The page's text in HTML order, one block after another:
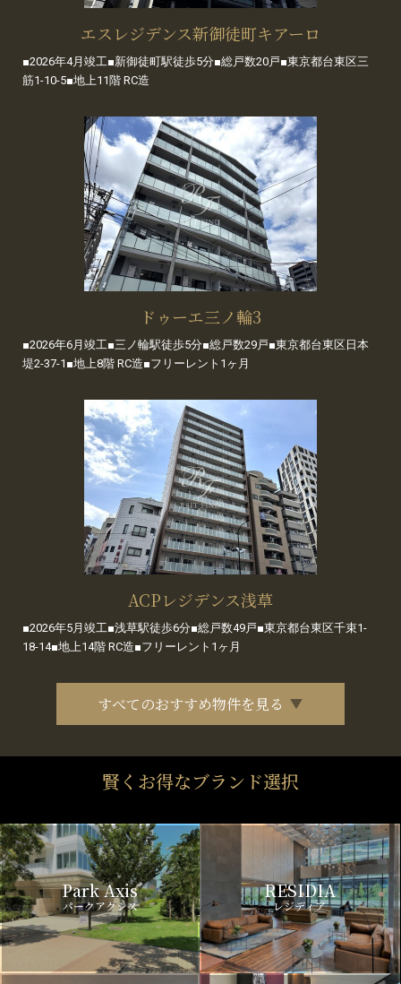
エスレジデンス新御徒町キアーロ
■2026年4月竣工■新御徒町駅徒歩5分■総戸数20戸■東京都台東区三
筋1-10-5■地上11階 RC造
ドゥーエ三ノ輪3
■2026年6月竣工■三ノ輪駅徒歩5分■総戸数29戸■東京都台東区日本
堤2-37-1■地上8階 RC造■フリーレント1ヶ月
ACPレジデンス浅草
■2026年5月竣工■浅草駅徒歩6分■総戸数49戸■東京都台東区千束1-
18-14■地上14階 RC造■フリーレント1ヶ月
すべてのおすすめ物件を見る
賢くお得なブランド選択
Park Axis
パークアクシス
RESIDIA
レジディア